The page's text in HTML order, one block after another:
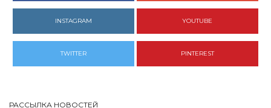
INSTAGRAM YOUTUBE
TWITTER PINTEREST
РАССЫЛКА НОВОСТЕЙ